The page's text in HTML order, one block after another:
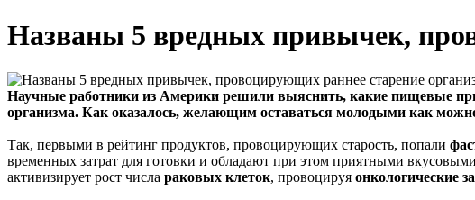
Названы 5 вредных привычек,
Научные работники из Америки решили выяснить, какие пищевые
организма. Как оказалось, желающим оставаться молодыми как
Так, первыми в рейтинг продуктов, провоцирующих старость, попали
временных затрат для готовки и обладают при этом приятными
активизирует рост числа раковых клеток, провоцируя онкологические